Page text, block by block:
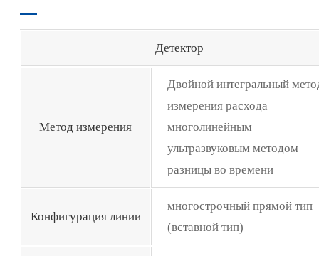
Детектор
Метод измерения
Двойной интегральный
измерения расхода
многолинейным
ультразвуковым методом
разницы во времени
Конфигурация линии
многострочный прямой тип
(вставной тип)